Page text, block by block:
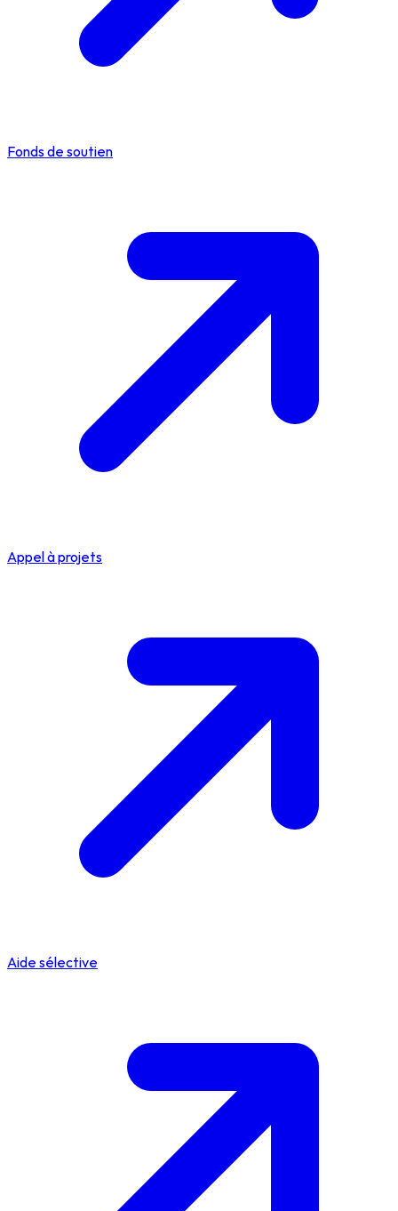
Fonds de soutien
Appel à projets
Aide sélective